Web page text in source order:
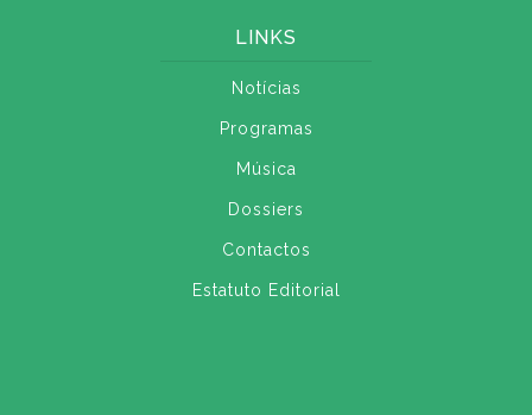
LINKS
Notícias
Programas
Música
Dossiers
Contactos
Estatuto Editorial